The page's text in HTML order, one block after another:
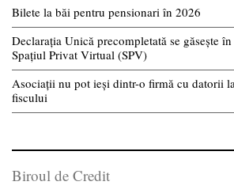
Bilete la băi pentru pensionari în 2026
Declarația Unică precompletată se găsește
Spațiul Privat Virtual (SPV)
Asociații nu pot ieși dintr-o firmă cu datorii
fiscului
Biroul de Credit